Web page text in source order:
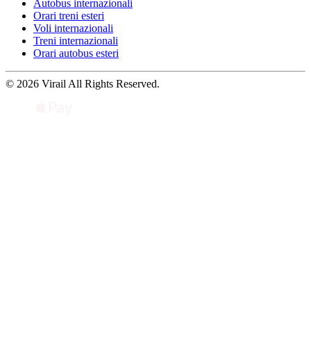
Autobus internazionali
Orari treni esteri
Voli internazionali
Treni internazionali
Orari autobus esteri
© 2026 Virail All Rights Reserved.